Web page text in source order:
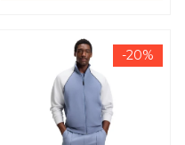
-20%